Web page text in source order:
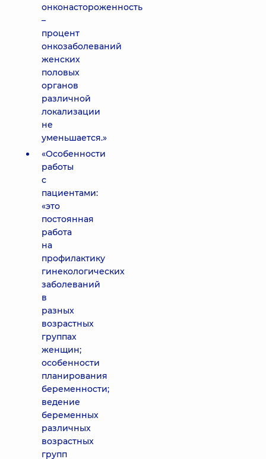
онконастороженность
–
процент
онкозаболеваний
женских
половых
органов
различной
локализации
не
уменьшается.»
«Особенности
работы
с
пациентами:
«это
постоянная
работа
на
профилактику
гинекологических
заболеваний
в
разных
возрастных
группах
женщин;
особенности
планирования
беременности;
ведение
беременных
различных
возрастных
групп